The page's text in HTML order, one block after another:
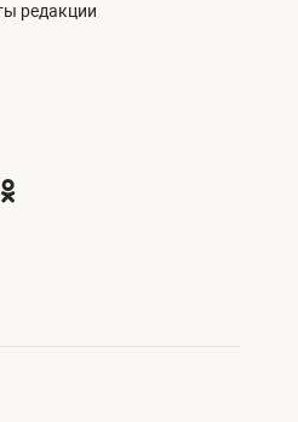
редакции